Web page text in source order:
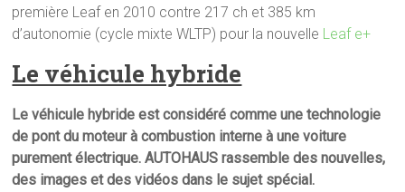
première Leaf en 2010 contre 217 ch et 385 km
d’autonomie (cycle mixte WLTP) pour la nouvelle Leaf e+
Le véhicule hybride
Le véhicule hybride est considéré comme une technologie
de pont du moteur à combustion interne à une voiture
purement électrique. AUTOHAUS rassemble des nouvelles,
des images et des vidéos dans le sujet spécial.